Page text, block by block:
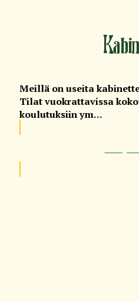
Meillä on useita
Tilat vuokrattavissa
koulutuksiin ym...